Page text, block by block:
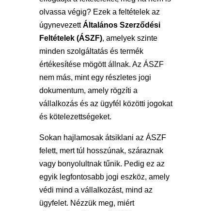
olvassa végig? Ezek a feltételek az
úgynevezettÁltalános Szerződési
Feltételek (ÁSZF), amelyek szinte
minden szolgáltatás és termék
értékesítése mögött állnak. Az ÁSZF
nem más, mint egy részletes jogi
dokumentum, amely rögzíti a
vállalkozás és az ügyfél közötti jogokat
és kötelezettségeket.
Sokan hajlamosak átsiklani az ÁSZF
felett, mert túl hosszúnak, száraznak
vagy bonyolultnak tűnik. Pedig ez az
egyik legfontosabb jogi eszköz, amely
védi mind a vállalkozást, mind az
ügyfelet. Nézzük meg, miért